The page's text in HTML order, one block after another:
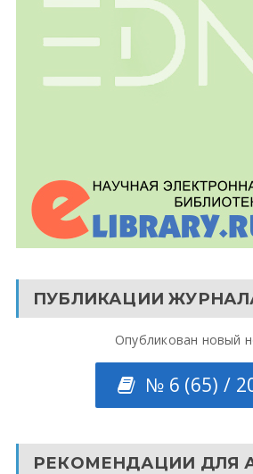
ПУБЛИКАЦИИ
Опубликован новый
№ 6 (65) /
РЕКОМЕНДАЦИИ ДЛЯ